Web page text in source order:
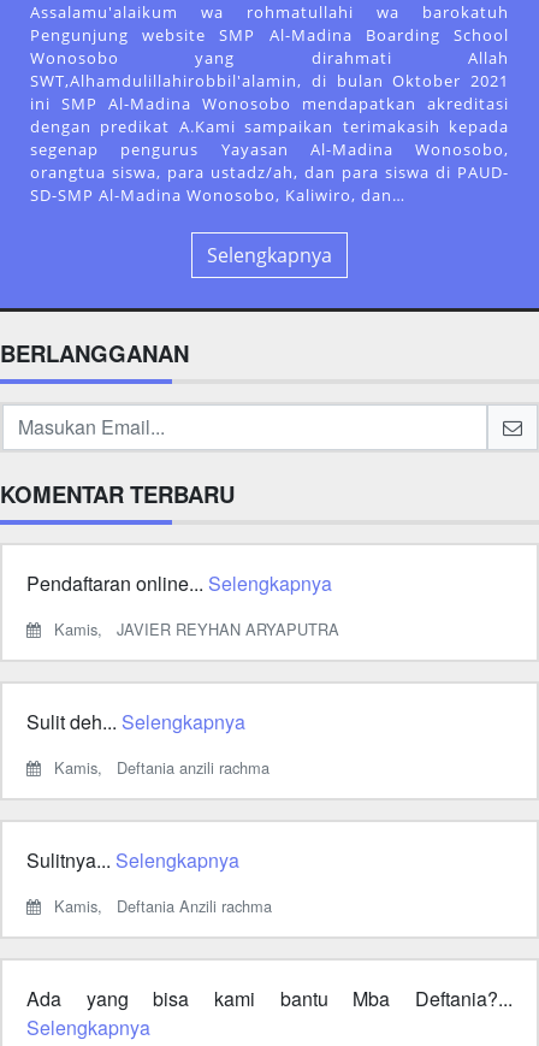
Assalamu'alaikum wa rohmatullahi wa barokatuh
Pengunjung website SMP Al-Madina Boarding School
Wonosobo yang dirahmati Allah
SWT,Alhamdulillahirobbil'alamin, di bulan Oktober 2021
ini SMP Al-Madina Wonosobo mendapatkan akreditasi
dengan predikat A.Kami sampaikan terimakasih kepada
segenap pengurus Yayasan Al-Madina Wonosobo,
orangtua siswa, para ustadz/ah, dan para siswa di PAUD-
SD-SMP Al-Madina Wonosobo, Kaliwiro, dan…
Selengkapnya
BERLANGGANAN
KOMENTAR TERBARU
Pendaftaran online... Selengkapnya
Kamis, JAVIER REYHAN ARYAPUTRA
Sulit deh... Selengkapnya
Kamis, Deftania anzili rachma
Sulitnya... Selengkapnya
Kamis, Deftania Anzili rachma
Ada yang bisa kami bantu Mba Deftania?...
Selengkapnya